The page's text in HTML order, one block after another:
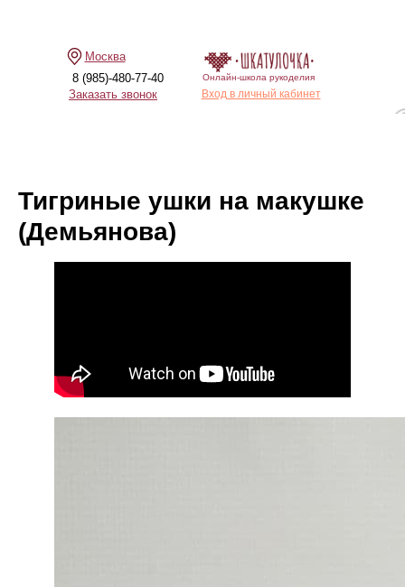
Онлайн-школа рукоделия
8 (985)-480-77-40
Вход в личный кабинет
Москва
Заказать звонок
Тигриные ушки на макушке
(Демьянова)